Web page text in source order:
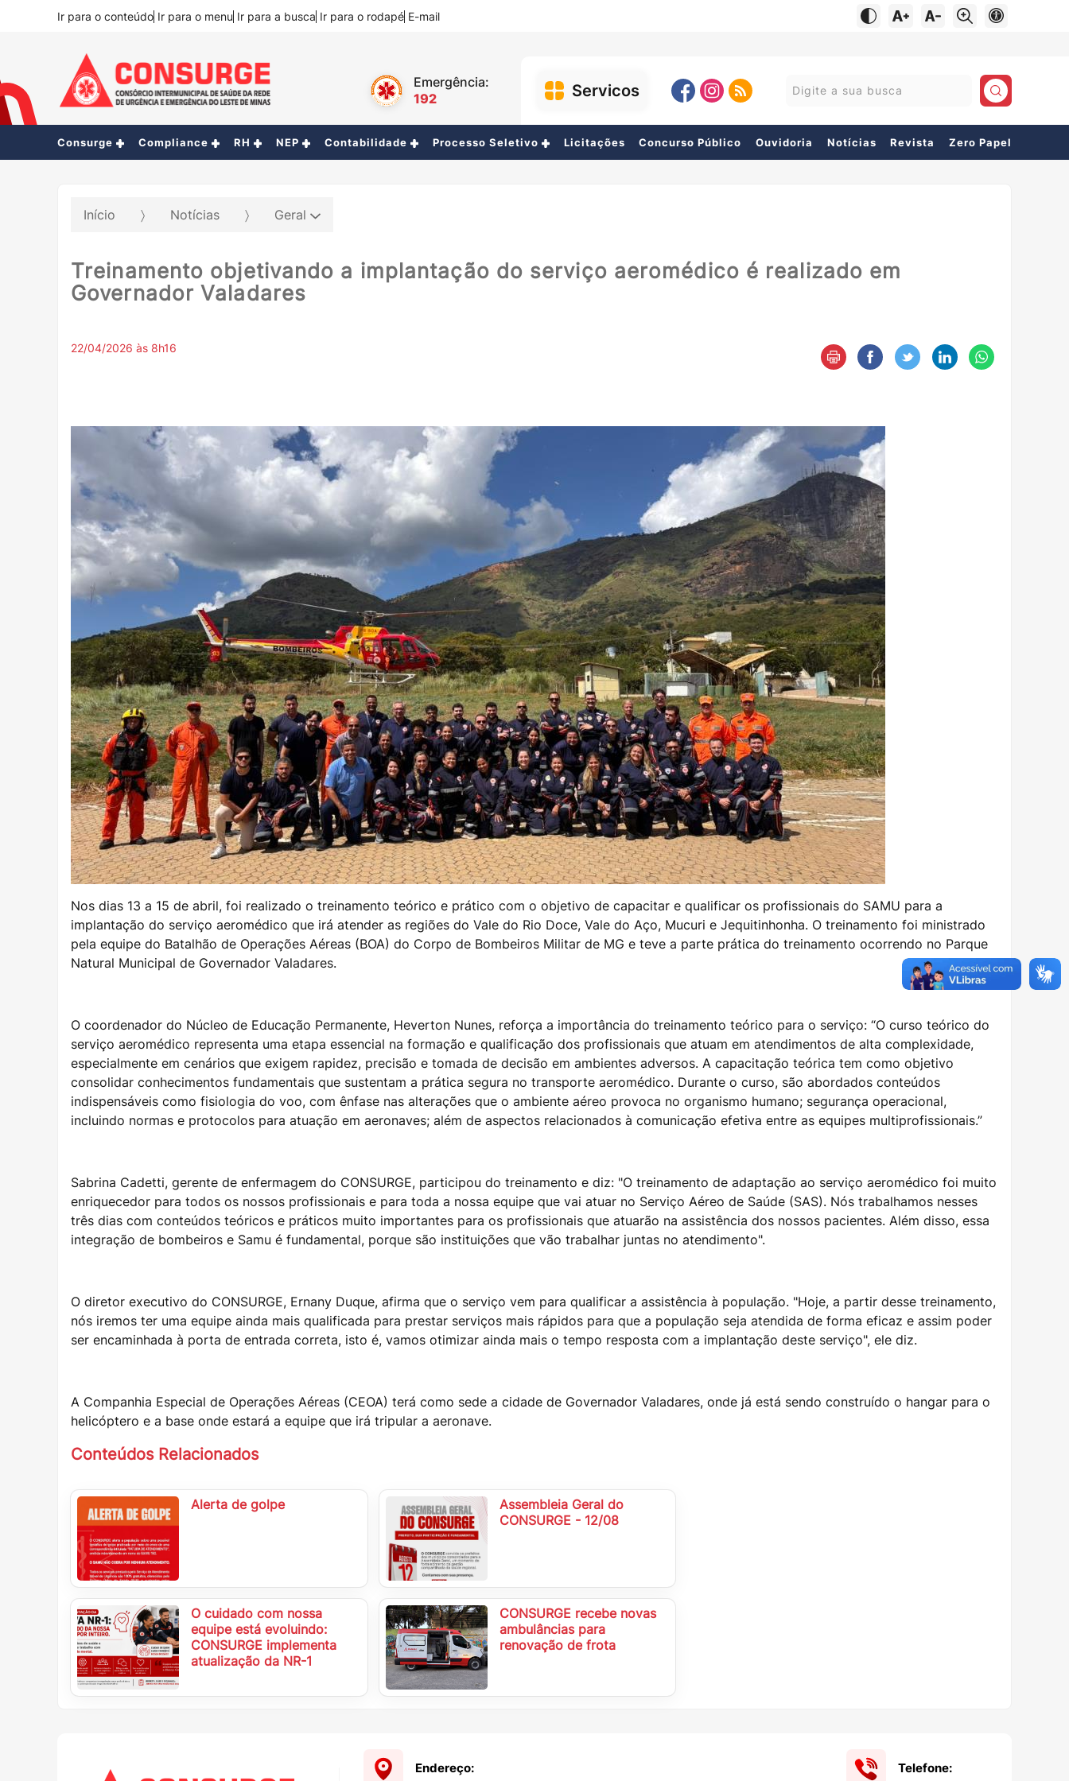
Ir para o conteúdo Ir para o menu Ir para a busca Ir para o rodapé E-mail
Emergência:
192
Servicos
RH
Pesquisar:
Consurge Compliance RH NEP Contabilidade Processo Seletivo Licitações Concurso Público Ouvidoria Notícias Revista Zero Papel
Início Notícias Geral
Treinamento objetivando a implantação do serviço aeromédico é realizado em
Governador Valadares
22/04/2026 às 8h16
Nos dias 13 a 15 de abril, foi realizado o treinamento teórico e prático com o objetivo de capacitar e qualificar os profissionais do SAMU para a
implantação do serviço aeromédico que irá atender as regiões do Vale do Rio Doce, Vale do Aço, Mucuri e Jequitinhonha. O treinamento foi ministrado
pela equipe do Batalhão de Operações Aéreas (BOA) do Corpo de Bombeiros Militar de MG e teve a parte prática do treinamento ocorrendo no Parque
Natural Municipal de Governador Valadares.
O coordenador do Núcleo de Educação Permanente, Heverton Nunes, reforça a importância do treinamento teórico para o serviço: “O curso teórico do
serviço aeromédico representa uma etapa essencial na formação e qualificação dos profissionais que atuam em atendimentos de alta complexidade,
especialmente em cenários que exigem rapidez, precisão e tomada de decisão em ambientes adversos. A capacitação teórica tem como objetivo
consolidar conhecimentos fundamentais que sustentam a prática segura no transporte aeromédico. Durante o curso, são abordados conteúdos
indispensáveis como fisiologia do voo, com ênfase nas alterações que o ambiente aéreo provoca no organismo humano; segurança operacional,
incluindo normas e protocolos para atuação em aeronaves; além de aspectos relacionados à comunicação efetiva entre as equipes multiprofissionais.”
Sabrina Cadetti, gerente de enfermagem do CONSURGE, participou do treinamento e diz: "O treinamento de adaptação ao serviço aeromédico foi muito
enriquecedor para todos os nossos profissionais e para toda a nossa equipe que vai atuar no Serviço Aéreo de Saúde (SAS). Nós trabalhamos nesses
três dias com conteúdos teóricos e práticos muito importantes para os profissionais que atuarão na assistência dos nossos pacientes. Além disso, essa
integração de bombeiros e Samu é fundamental, porque são instituições que vão trabalhar juntas no atendimento".
O diretor executivo do CONSURGE, Ernany Duque, afirma que o serviço vem para qualificar a assistência à população. "Hoje, a partir desse treinamento,
nós iremos ter uma equipe ainda mais qualificada para prestar serviços mais rápidos para que a população seja atendida de forma eficaz e assim poder
ser encaminhada à porta de entrada correta, isto é, vamos otimizar ainda mais o tempo resposta com a implantação deste serviço", ele diz.
A Companhia Especial de Operações Aéreas (CEOA) terá como sede a cidade de Governador Valadares, onde já está sendo construído o hangar para o
helicóptero e a base onde estará a equipe que irá tripular a aeronave.
Conteúdos Relacionados
Alerta de golpe
Assembleia Geral do
CONSURGE - 12/08
O cuidado com nossa
equipe está evoluindo:
CONSURGE implementa
atualização da NR-1
CONSURGE recebe novas
ambulâncias para
renovação de frota
Endereço: Telefone: